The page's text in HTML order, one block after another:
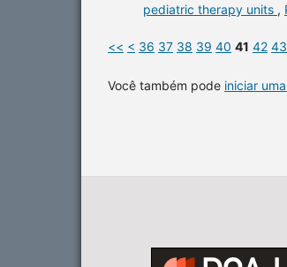
pediatric therapy units ,
<< < 36 37 38 39 40 41 42 43
Você também pode iniciar